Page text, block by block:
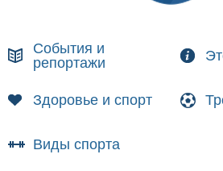
События и
репортажи
Здоровье и спорт
Виды спорта